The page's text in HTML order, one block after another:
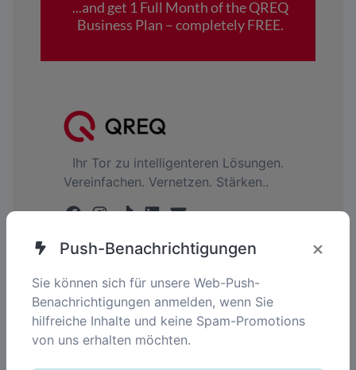
Ihr Tor zu intelligenteren Lösungen.
Vereinfachen. Vernetzen. Stärken..
DE
Unternehmen
Über uns
Impressum
Push-Benachrichtigungen ×
Sie können sich für unsere Web-Push-
Benachrichtigungen anmelden, wenn Sie
hilfreiche Inhalte und keine Spam-Promotions
von uns erhalten möchten.